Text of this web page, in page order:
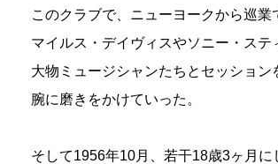
このクラブで、ニューヨークから巡業
マイルス・デイヴィスやソニー・ステ
大物ミュージシャンたちとセッション
腕に磨きをかけていった。
そして1956年10月、若干18歳3ヶ月に